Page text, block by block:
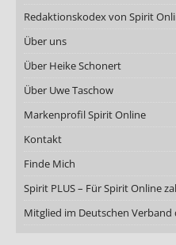
Redaktionskodex von Spirit
Über uns
Über Heike Schonert
Über Uwe Taschow
Markenprofil Spirit Online
Kontakt
Finde Mich
Spirit PLUS – Für Spirit Online
Mitglied im Deutschen Verband